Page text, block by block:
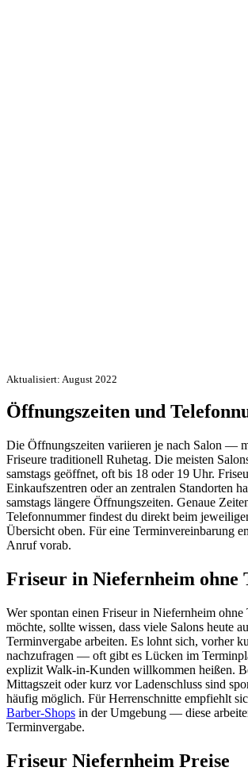
Aktualisiert: August 2022
Öffnungszeiten und
Die Öffnungszeiten variieren je nach Salon —
Friseure traditionell Ruhetag. Die meisten
samstags geöffnet, oft bis 18 oder 19 Uhr.
Einkaufszentren oder an zentralen Standorten
samstags längere Öffnungszeiten. Genaue
Telefonnummer findest du direkt beim
Übersicht oben. Für eine Terminvereinbarung
Anruf vorab.
Friseur in Niefernheim ohne
Wer spontan einen Friseur in Niefernheim ohne
möchte, sollte wissen, dass viele Salons heute
Terminvergabe arbeiten. Es lohnt sich, vorher
nachzufragen — oft gibt es Lücken im
explizit Walk-in-Kunden willkommen heißen.
Mittagszeit oder kurz vor Ladenschluss sind
häufig möglich. Für Herrenschnitte empfiehlt
Barber-Shops in der Umgebung — diese
Terminvergabe.
Friseur Niefernheim Preise